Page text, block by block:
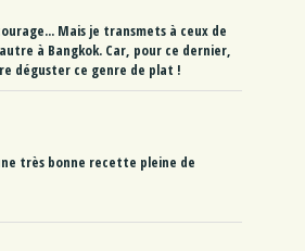
Mais je transmets à ceux de
à Bangkok. Car, pour ce dernier,
déguster ce genre de plat !
très bonne recette pleine de